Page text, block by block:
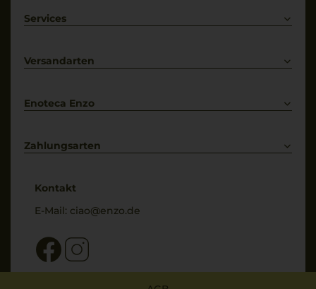
Weißwein
Services
Kontakt
Versandarten
Enoteca Enzo
Bewertungs-Richtlinien
Zahlungsarten
Kontakt
E-Mail: ciao@enzo.de